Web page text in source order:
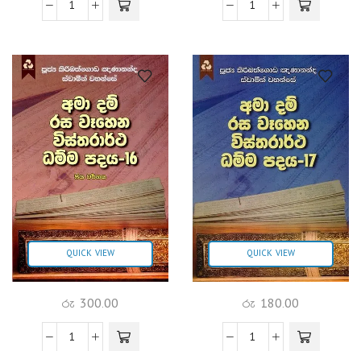
QUICK VIEW
රු 300.00
QUICK VIEW
රු 180.00